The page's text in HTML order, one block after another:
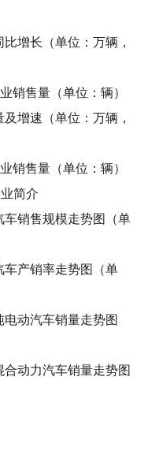
增长（单位：万辆，
销售量（单位：辆）
增速（单位：万辆，
销售量（单位：辆）
简介
车销售规模走势图（单
车产销率走势图（单
电动汽车销量走势图
合动力汽车销量走势图